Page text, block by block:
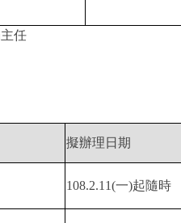
任
擬辦理日期
108.2.11(一)起隨時